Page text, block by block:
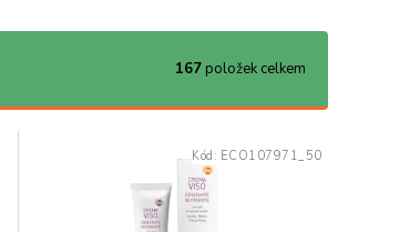
167 položek celkem
Kód: ECO107971_50